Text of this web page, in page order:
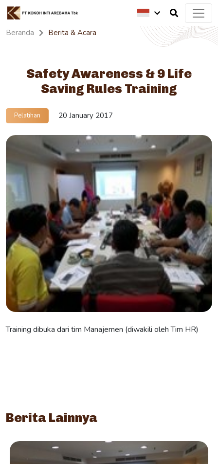
Beranda Berita & Acara
Safety Awareness & 9 Life
Saving Rules Training
Pelatihan 20 January 2017
Training dibuka dari tim Manajemen (diwakili oleh Tim HR)
Berita Lainnya